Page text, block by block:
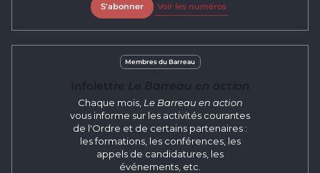
S'abonner Voir les numéros
Membres du Barreau
Chaque mois, Le Barreau en action
vous informe sur les activités courantes
de l'Ordre et de certains partenaires :
les formations, les conférences, les
appels de candidatures, les
événements, etc.